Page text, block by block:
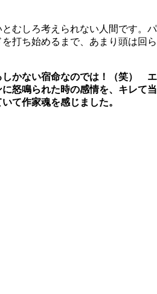
むしろ考えられない人間です。パ
打ち始めるまで、あまり頭は回ら
かない宿命なのでは！（笑） エ
怒鳴られた時の感情を、キレて当
て作家魂を感じました。